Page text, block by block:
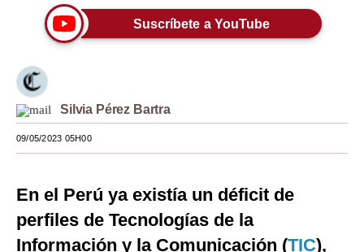
Tendencias
Lujo
Viajes
Moda
Estilos
EEUU
Suscríbete a YouTube
Silvia Pérez Bartra
09/05/2023 05H00
En el Perú ya existía un déficit de
perfiles de Tecnologías de la
Información y la Comunicación (TIC),